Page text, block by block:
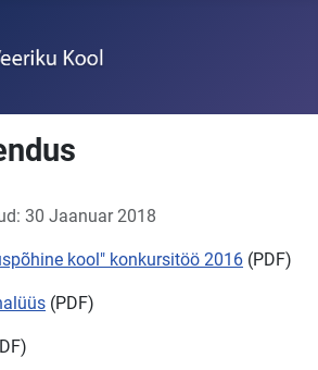
30 Jaanuar 2018
kool" konkursitöö 2016 (PDF)
(PDF)